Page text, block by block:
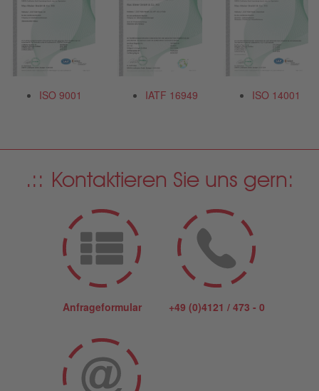
ISO 9001 IATF 16949 ISO 14001
Kontaktieren Sie uns gern:
Anfrageformular +49 (0)4121 / 473 - 0